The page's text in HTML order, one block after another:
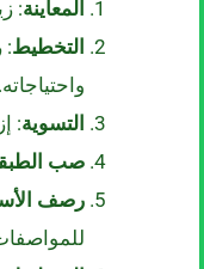
المعاينة:
التخطيط:
واحتياجاته.
التسوية:
صب
رصف